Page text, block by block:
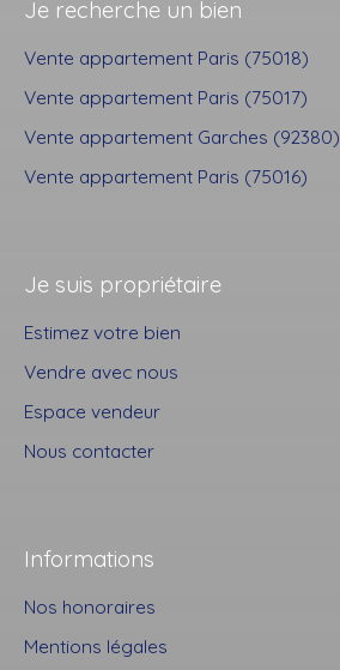
Je recherche un bien
Vente appartement Paris (75018)
Vente appartement Paris (75017)
Vente appartement Garches (92380)
Vente appartement Paris (75016)
Je suis propriétaire
Estimez votre bien
Vendre avec nous
Espace vendeur
Nous contacter
Informations
Nos honoraires
Mentions légales